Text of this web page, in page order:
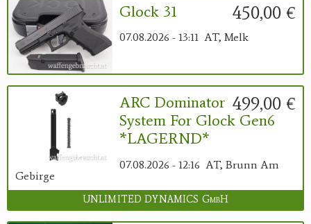
450,00 €
Glock 31
07.08.2026 - 13:11 AT, Melk
499,00 €
ARC Dominator
System For Glock Gen6
*LAGERND*
07.08.2026 - 12:16 AT, Brunn Am
Gebirge
UNLIMITED DYNAMICS GmbH